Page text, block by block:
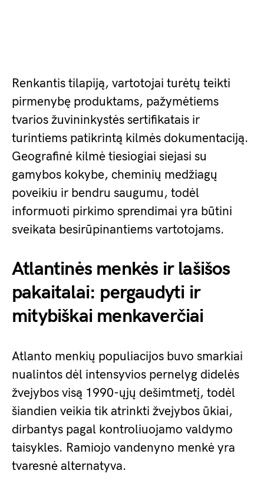
Renkantis tilapiją, vartotojai turėtų teikti
pirmenybę produktams, pažymėtiems
tvarios žuvininkystės sertifikatais ir
turintiems patikrintą kilmės dokumentaciją.
Geografinė kilmė tiesiogiai siejasi su
gamybos kokybe, cheminių medžiagų
poveikiu ir bendru saugumu, todėl
informuoti pirkimo sprendimai yra būtini
sveikata besirūpinantiems vartotojams.
Atlantinės menkės ir lašišos
pakaitalai: pergaudyti ir
mitybiškai menkaverčiai
Atlanto menkių populiacijos buvo smarkiai
nualintos dėl intensyvios pernelyg didelės
žvejybos visą 1990-ųjų dešimtmetį, todėl
šiandien veikia tik atrinkti žvejybos ūkiai,
dirbantys pagal kontroliuojamo valdymo
taisykles. Ramiojo vandenyno menkė yra
tvaresnė alternatyva.